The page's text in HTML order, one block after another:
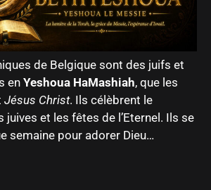
de Belgique sont des juifs et
en Yeshoua HaMashiah, que les
Jésus Christ. Ils célèbrent le
juives et les fêtes de l’Eternel. Ils se
semaine pour adorer Dieu…